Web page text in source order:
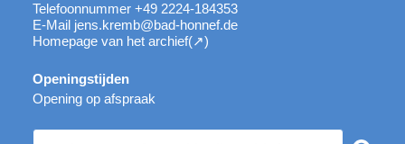
Telefoonnummer +49 2224-184353
E-Mail jens.kremb@bad-honnef.de
Homepage van het archief
Openingstijden
Opening op afspraak